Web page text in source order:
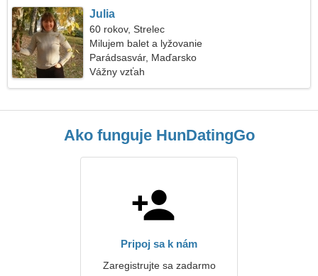
Julia
60 rokov, Strelec
Milujem balet a lyžovanie
Parádsasvár, Maďarsko
Vážny vzťah
Ako funguje HunDatingGo
Pripoj sa k nám
Zaregistrujte sa zadarmo